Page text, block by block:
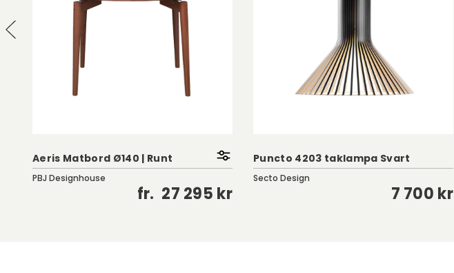
Aeris Matbord Ø140 | Runt
PBJ Designhouse
fr. 27 295 kr
Puncto 4203 taklampa Svart
Secto Design
7 700 kr